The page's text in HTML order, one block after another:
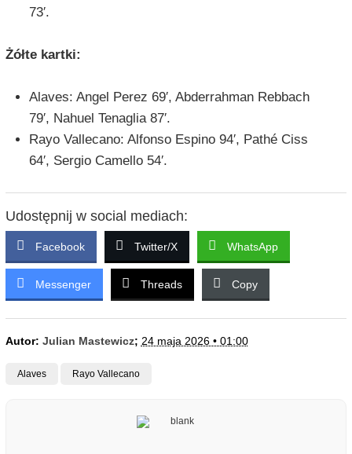
73′.
Żółte kartki:
Alaves: Angel Perez 69′, Abderrahman Rebbach
79′, Nahuel Tenaglia 87′.
Rayo Vallecano: Alfonso Espino 94′, Pathé Ciss
64′, Sergio Camello 54′.
Udostępnij w social mediach:
Facebook Twitter/X WhatsApp
Messenger Threads Copy
Autor: Julian Mastewicz; 24 maja 2026 • 01:00
Alaves Rayo Vallecano